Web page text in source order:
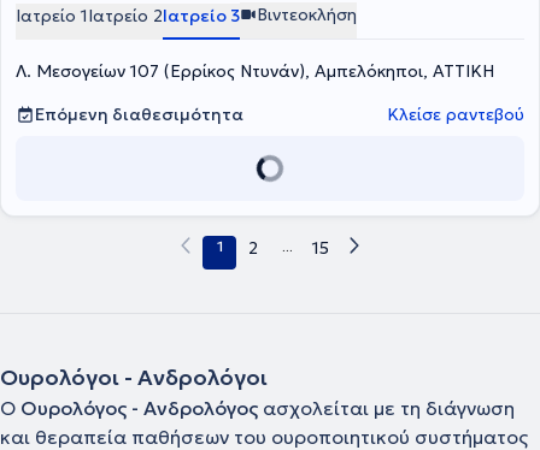
νεφρού,ουροδόχου κύστης και προστάτη), της λιθίασης (εύκαμπτη
ουρητηροσκόπηση, laser λιθοτριψίας, εξωσωματική λιθοτριψία),
ούρων. Διαθέτει αξιοσημείωτη εμπειρία, εργαζόμενος σε πολλές
Ιατρικού Κέντρου, η Ευρωκλινική Αθηνών, αλλά και από νοσοκομεία
Ιατρείο 1Ιατρείο 2Ιατρείο 3 Βιντεοκλήση
Λ. Μεσογείων 107 (Ερρίκος Ντυνάν), Αμπελόκηποι, ΑΤΤΙΚΗ
Επόμενη διαθεσιμότητα
Κλείσε ραντεβού
1 2 ... 15
Ουρολόγοι - Ανδρολόγοι
Ο Ουρολόγος - Ανδρολόγος ασχολείται με τη διάγνωση
και θεραπεία παθήσεων του ουροποιητικού συστήματος